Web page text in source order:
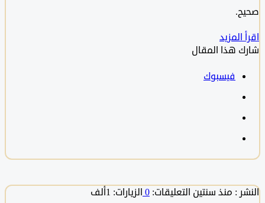
هذا المقال
فيسبوك
: منذ سنتينالتعليقات:0الزيارات: 1ألف